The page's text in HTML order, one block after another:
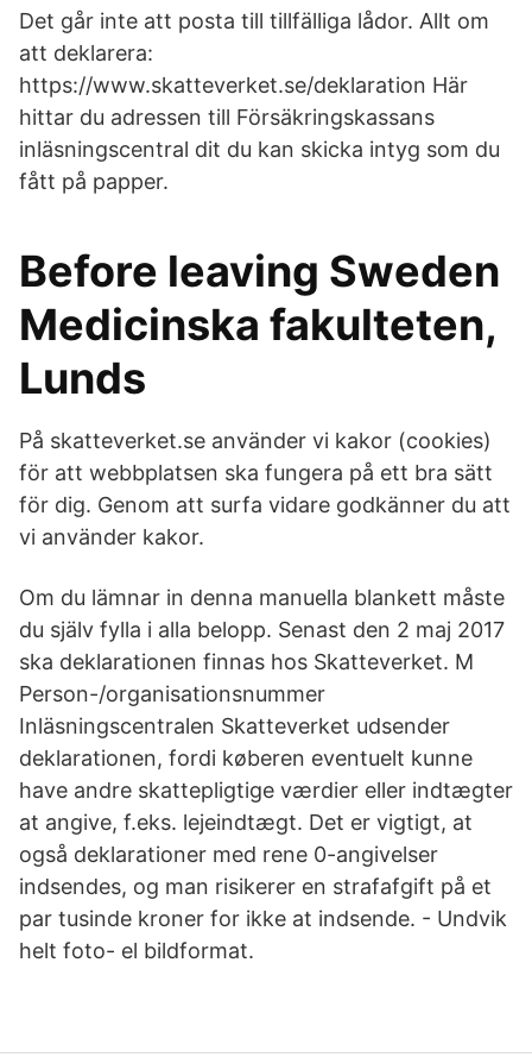
Det går inte att posta till tillfälliga lådor. Allt om
att deklarera:
https://www.skatteverket.se/deklaration Här
hittar du adressen till Försäkringskassans
inläsningscentral dit du kan skicka intyg som du
fått på papper.
Before leaving Sweden
Medicinska fakulteten,
Lunds
På skatteverket.se använder vi kakor (cookies)
för att webbplatsen ska fungera på ett bra sätt
för dig. Genom att surfa vidare godkänner du att
vi använder kakor.
Om du lämnar in denna manuella blankett måste
du själv fylla i alla belopp. Senast den 2 maj 2017
ska deklarationen finnas hos Skatteverket. M
Person-/organisationsnummer
Inläsningscentralen Skatteverket udsender
deklarationen, fordi køberen eventuelt kunne
have andre skattepligtige værdier eller indtægter
at angive, f.eks. lejeindtægt. Det er vigtigt, at
også deklarationer med rene 0-angivelser
indsendes, og man risikerer en strafafgift på et
par tusinde kroner for ikke at indsende. - Undvik
helt foto- el bildformat.